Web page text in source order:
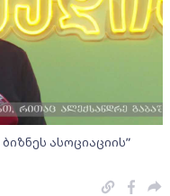
ასოციაციის”